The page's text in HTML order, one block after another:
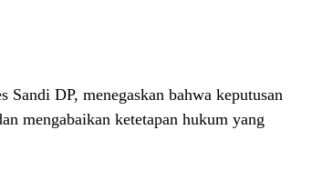
DP, menegaskan bahwa keputusan
mengabaikan ketetapan hukum yang